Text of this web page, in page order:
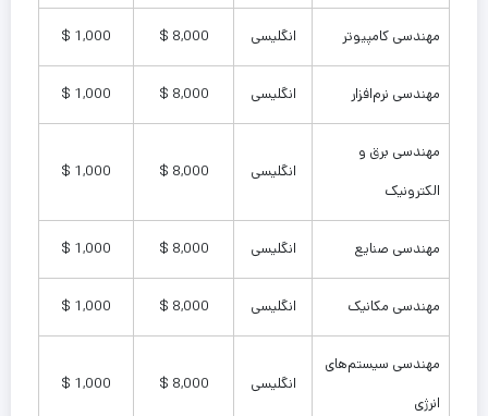
مهندسی کامپیوتر انگلیسی 8,000 $
1,000 $
مهندسی نرم‌افزار انگلیسی 8,000 $
1,000 $
مهندسی برق و
الکترونیک
انگلیسی 8,000 $
1,000 $
مهندسی صنایع انگلیسی 8,000 $
1,000 $
مهندسی مکانیک انگلیسی 8,000 $
1,000 $
مهندسی سیستم‌های
انرژی
انگلیسی 8,000 $
1,000 $